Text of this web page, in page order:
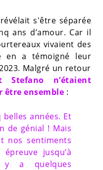
révélait s'être séparée
ans d’amour. Car il
vivaient des
en a témoigné leur
Malgré un retour
Stefano n’étaient
être ensemble :
belles années. Et
de génial ! Mais
nos sentiments
jusqu’à
a quelques